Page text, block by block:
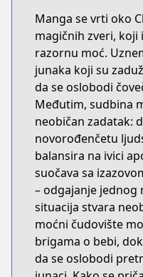
Manga se vrti oko
magičnih zveri,
razornu moć.
junaka koji su
da se oslobodi
Međutim, sudbina
neobičan zadatak:
novorođenčetu
balansira na ivici
suočava sa
– odgajanje jednog
situacija stvara
moćni čudovište
brigama o bebi,
da se oslobodi